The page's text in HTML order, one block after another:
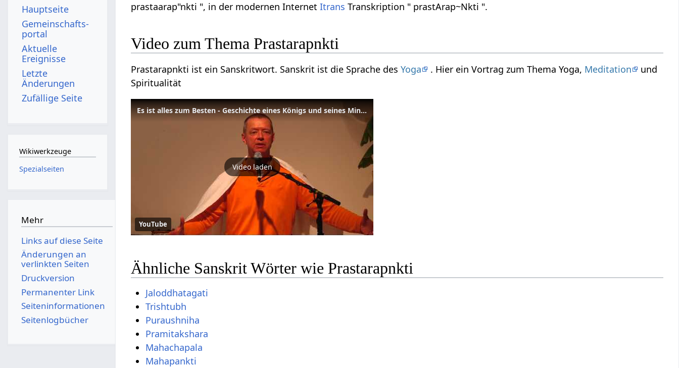
prastaarap"nkti ", in der modernen InternetItrans Transkription " prastArap~Nkti ".
Video zum Thema Prastarapnkti
Prastarapnkti ist ein Sanskritwort. Sanskrit ist die Sprache desYoga . Hier ein Vortrag zum Thema Yoga, Meditation
und
Spiritualität
Es ist alles zum Besten - Geschichte eines Königs und seines Ministers
Video laden
YouTube
Ähnliche Sanskrit Wörter wie Prastarapnkti
Jaloddhatagati
Trishtubh
Puraushniha
Pramitakshara
Mahachapala
Mahapankti
Hauptseite
Gemeinschafts­
portal
Aktuelle
Ereignisse
Letzte
Änderungen
Zufällige Seite
Wikiwerkzeuge
Spezialseiten
Mehr
Links auf diese Seite
Änderungen an
verlinkten Seiten
Druckversion
Permanenter Link
Seiten­­informationen
Seitenlogbücher